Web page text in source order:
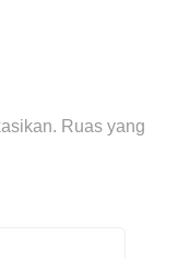
Ruas yang